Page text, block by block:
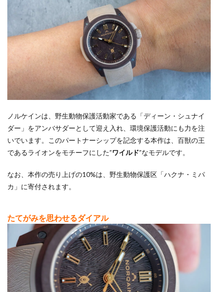
ノルケインは、野生動物保護活動家である「ディーン・シュナイ
ダー」をアンバサダーとして迎え入れ、環境保護活動にも力を注
いでいます。このパートナーシップを記念する本作は、百獣の王
であるライオンをモチーフにした”ワイルド”なモデルです。
なお、本作の売り上げの10%は、野生動物保護区「ハクナ・ミパ
カ」に寄付されます。
たてがみを思わせるダイアル